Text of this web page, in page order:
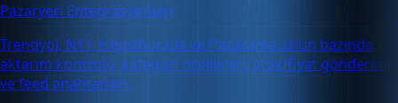
Pazaryeri Entegrasyonları
Trendyol, N11, Hepsiburada ve Pazarama: ürün bazında
aktarım kontrolü, kategori özellikleri, stok/fiyat gönderimi
ve feed anahtarları.